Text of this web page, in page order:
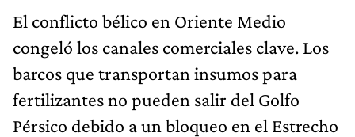
El conflicto bélico en Oriente Medio
congeló los canales comerciales clave. Los
barcos que transportan insumos para
fertilizantes no pueden salir del Golfo
Pérsico debido a un bloqueo en el Estrecho